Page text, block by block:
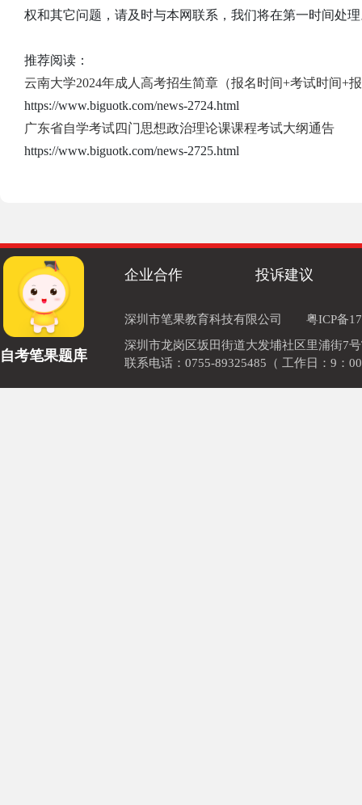
权和其它问题，请及时与本网联系，我们将在第一时间处
推荐阅读：
云南大学2024年成人高考招生简章（报名时间+考试时间+
https://www.biguotk.com/news-2724.html
广东省自学考试四门思想政治理论课课程考试大纲通告
https://www.biguotk.com/news-2725.html
自考笔果题库
企业合作 投诉建议
深圳市笔果教育科技有限公司
粤ICP备
深圳市龙岗区坂田街道大发埔社区里浦街7
联系电话：0755-89325485（ 工作日：9：